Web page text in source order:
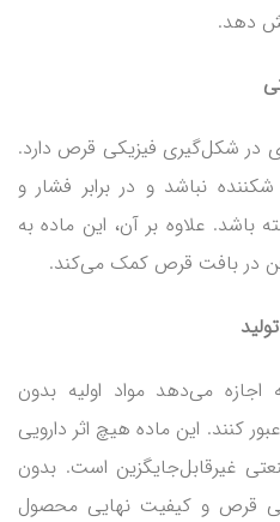
دهد.
در شکل‌گیری فیزیکی قرص دارد.
نباشد و در برابر فشار و
علاوه بر آن، این ماده به
در بافت قرص کمک می‌کند.
می‌دهد مواد اولیه بدون
کنند. این ماده هیچ اثر دارویی
غیرقابل‌جایگزین است. بدون
قرص و کیفیت نهایی محصول